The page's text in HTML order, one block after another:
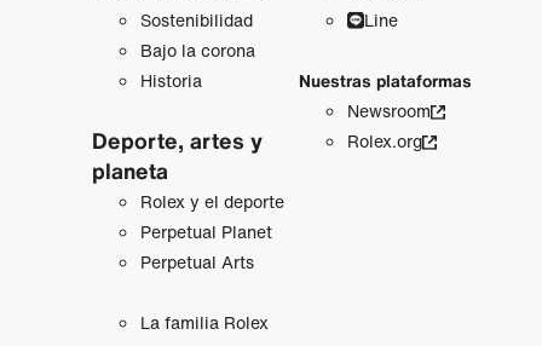
Sostenibilidad
Bajo la corona
Historia
Deporte, artes y
planeta
Rolex y el deporte
Perpetual Planet
Perpetual Arts
La familia Rolex
Line
Nuestras plataformas
Newsroom
Rolex.org